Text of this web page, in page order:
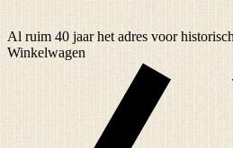
Al ruim 40 jaarhet adres voor
Winkelwagen